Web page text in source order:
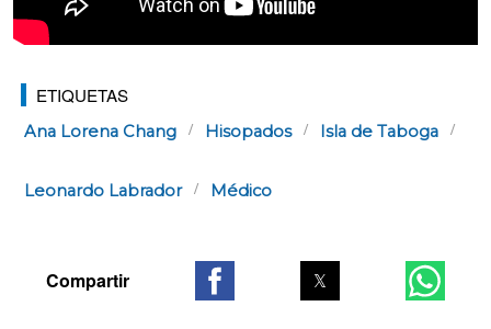
ETIQUETAS
Ana Lorena Chang Hisopados Isla de Taboga
Leonardo Labrador Médico